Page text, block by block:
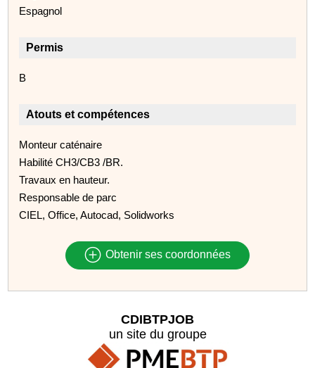
Espagnol
Permis
B
Atouts et compétences
Monteur caténaire
Habilité CH3/CB3 /BR.
Travaux en hauteur.
Responsable de parc
CIEL, Office, Autocad, Solidworks
Obtenir ses coordonnées
CDIBTPJOB
un site du groupe